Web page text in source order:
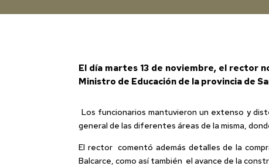
El día martes 13 de noviembre, el rector
Ministro de Educación de la provincia de
Los funcionarios mantuvieron un extenso y
general de las diferentes áreas de la misma,
El rector comentó además detalles de la
Balcarce, como así también el avance de la